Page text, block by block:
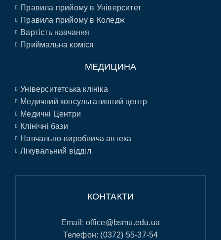
Правила прийому в Університет
Правила прийому в Коледж
Вартість навчання
Приймальна коміся
МЕДИЦИНА
Університетська клініка
Медичний консультативний центр
Медичні Центри
Клінічні бази
Навчально-виробнича аптека
Лікувальний відділ
КОНТАКТИ
Email:office@bsmu.edu.ua
Телефон: (0372) 55-37-54